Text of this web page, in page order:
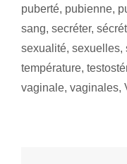
puberté, pubienne,
sang, secréter,
sexualité, sexuelles,
température,
vaginale, vaginales,